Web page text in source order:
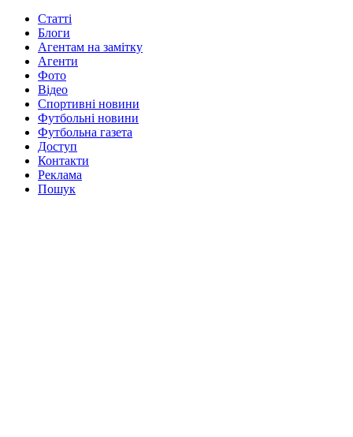
Статті
Блоги
Агентам на замітку
Агенти
Фото
Відео
Спортивні новини
Футбольні новини
Футбольна газета
Доступ
Контакти
Реклама
Пошук